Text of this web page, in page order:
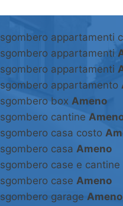
sgombero appartamenti
sgombero appartamenti
sgombero appartamenti
sgombero appartamento
sgombero box Ameno
sgombero cantine
sgombero casa costo
sgombero casa Ameno
sgombero case e cantine
sgombero case Ameno
sgombero garage Ameno